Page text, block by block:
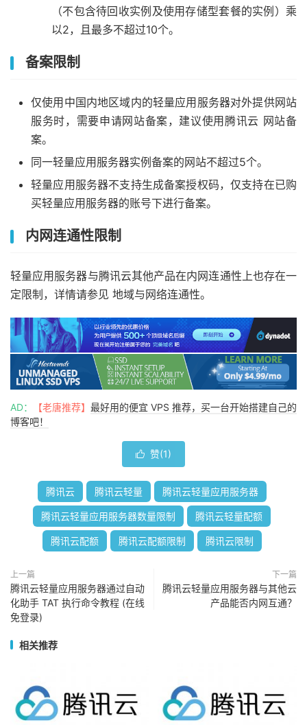
（不包含待回收实例及使用存储型套餐的实例）乘
以2，且最多不超过10个。
备案限制
仅使用中国内地区域内的轻量应用服务器对外提供网站
服务时，需要申请网站备案，建议使用腾讯云 网站备
案。
同一轻量应用服务器实例备案的网站不超过5个。
轻量应用服务器不支持生成备案授权码，仅支持在已购
买轻量应用服务器的账号下进行备案。
内网连通性限制
轻量应用服务器与腾讯云其他产品在内网连通性上也存在一
定限制，详情请参见 地域与网络连通性。
AD： 【老唐推荐】 最好用的便宜 VPS 推荐，买一台开始搭建自己的
博客吧！
 赞(1)
腾讯云 腾讯云轻量 腾讯云轻量应用服务器
腾讯云轻量应用服务器数量限制 腾讯云轻量配额
腾讯云配额 腾讯云配额限制 腾讯云限制
上一篇
腾讯云轻量应用服务器通过自动
化助手 TAT 执行命令教程 (在线
免登录)
下一篇
腾讯云轻量应用服务器与其他云
产品能否内网互通？
相关推荐